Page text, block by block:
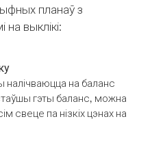
планаў з
на выклікі:
налічваюцца на баланс
гэты баланс, можна
свеце па нізкіх цэнах на